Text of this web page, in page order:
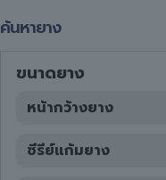
ค้นหายาง
ขนาดยาง